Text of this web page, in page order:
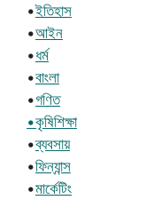
•ইতিহাস
•আইন
•ধর্ম
•বাংলা
•গণিত
•কৃষিশিক্ষা
•ব্যবসায়
•ফিন্যান্স
•মার্কেটিং